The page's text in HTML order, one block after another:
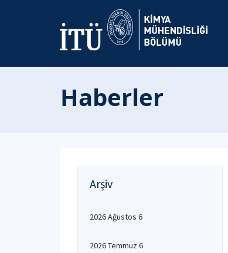
Haberler
Arşiv
2026 Ağustos 6
2026 Temmuz 6